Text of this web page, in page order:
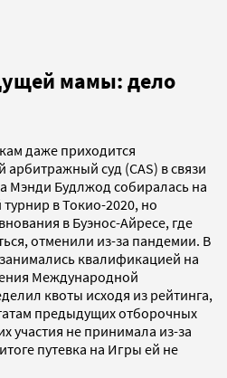
мамы: дело
даже приходится
суд (CAS) в связи
Мэнди Будлжод собиралась на
в Токио-2020, но
в Буэнос-Айресе, где
отменили из-за пандемии. В
квалификацией на
Международной
квоты исходя из рейтинга,
предыдущих отборочных
участия не принимала из-за
путевка на Игры ей не